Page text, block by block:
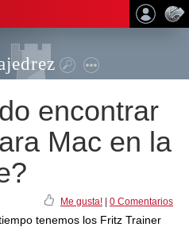
encontrar
Mac en la
Me gusta! 0 Comentarios
tenemos los Fritz Trainer